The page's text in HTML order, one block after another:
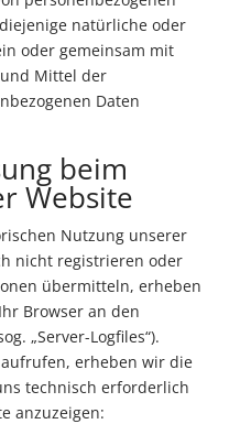
natürliche oder
oder gemeinsam mit
Mittel der
Daten
beim
Website
Nutzung unserer
nicht registrieren oder
übermitteln, erheben
Browser an den
„Server-Logfiles“).
erheben wir die
technisch erforderlich
anzuzeigen: